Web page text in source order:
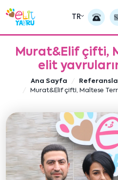
TR
Murat&Elif çifti,
elit
Ana Sayfa
Murat&Elif çifti, Maltese